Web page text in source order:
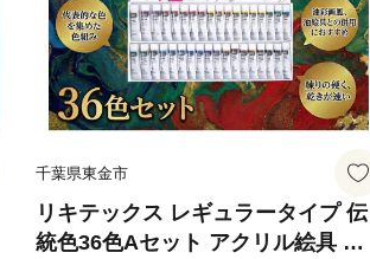
千葉県東金市
リキテックス レギュラータイプ 伝
統色36色Aセット アクリル絵具 絵